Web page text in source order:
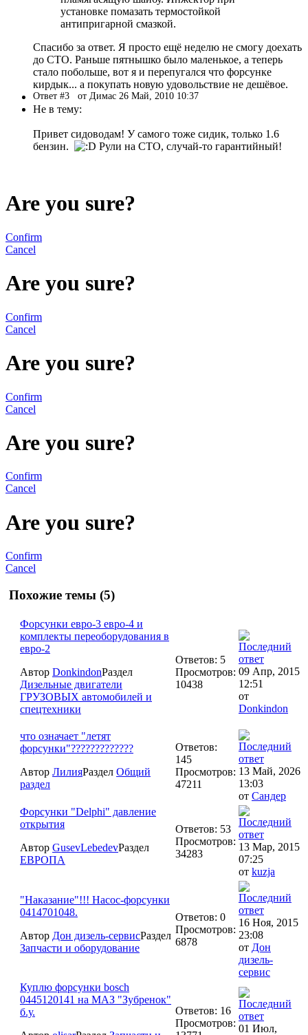
установке помазать термостойкой
антипригарной смазкой.
Спасибо за ответ. Я просто ещё неделю не смогу доехать
до СТО. Раньше пятнышко было маленькое, а теперь
стало побольше, вот я и перепугался что форсунке
кирдык... а покупать новую удовольствие не дешёвое.
Ответ #3 от Димас 26 Май, 2010 10:37
Не в тему:
Привет сидоводам! У самого тоже сидик, только 1.6
бензин.
Рули на СТО, случай-то гарантийный!
Are you sure?
Confirm
Cancel
Are you sure?
Confirm
Cancel
Are you sure?
Confirm
Cancel
Are you sure?
Confirm
Cancel
Are you sure?
Confirm
Cancel
Похожие темы (5)
Форсунки евро-3 евро-4 и
комплекты переоборудования в
евро-2
Автор DonkindonРаздел
Дизельные двигатели
ГРУЗОВЫХ автомобилей и
спецтехники
Ответов: 5
Просмотров:
10438
09 Апр, 2015
12:51
от
Donkindon
что означает "летят
форсунки"?????????????
Автор ЛилияРаздел Общий
раздел
Ответов:
145
Просмотров:
47211
13 Май, 2026
13:03
от Сандер
Форсунки "Delphi" давление
открытия
Автор GusevLebedevРаздел
ЕВРОПА
Ответов: 53
Просмотров:
34283
13 Мар, 2015
07:25
от kuzja
"Наказание"!!! Насос-форсунки
0414701048.
Автор Дон дизель-сервисРаздел
Запчасти и оборудование
Ответов: 0
Просмотров:
6878
16 Ноя, 2015
23:08
от Дон
дизель-
сервис
Куплю форсунки bosch
0445120141 на МАЗ "Зубренок"
б.у.
Ответов: 16
Просмотров: 01 Июл,